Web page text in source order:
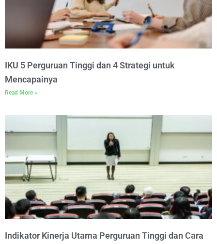
IKU 5 Perguruan Tinggi dan 4 Strategi untuk
Mencapainya
Read More »
Indikator Kinerja Utama Perguruan Tinggi dan Cara